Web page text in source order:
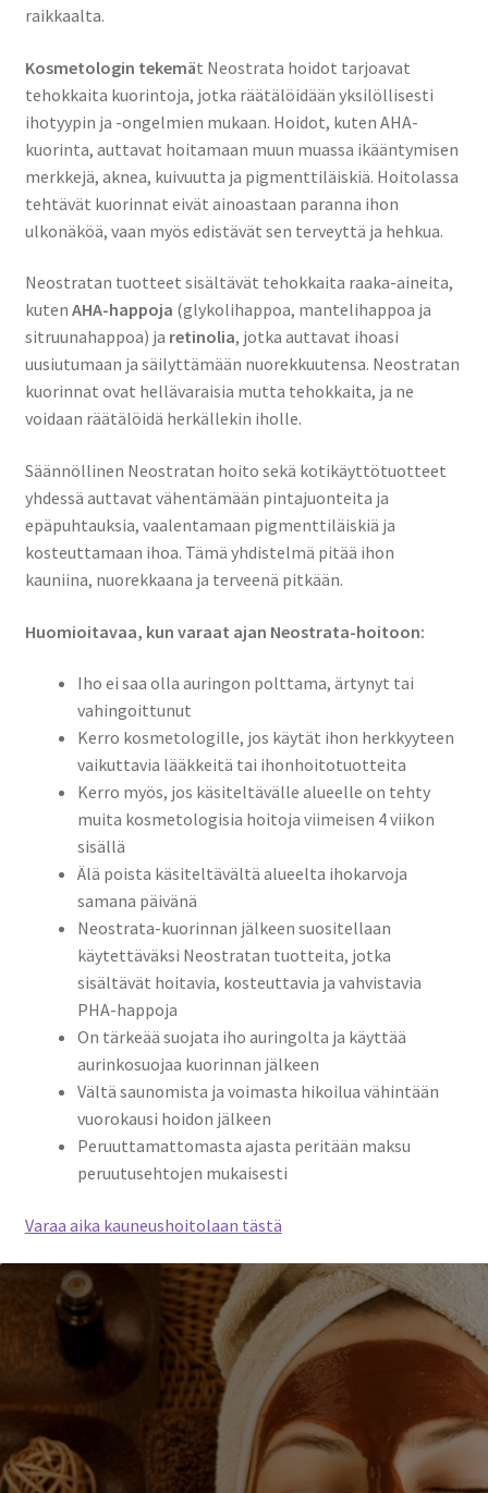
raikkaalta.
Kosmetologin tekemät Neostrata hoidot tarjoavat
tehokkaita kuorintoja, jotka räätälöidään yksilöllisesti
ihotyypin ja -ongelmien mukaan. Hoidot, kuten AHA-
kuorinta, auttavat hoitamaan muun muassa ikääntymisen
merkkejä, aknea, kuivuutta ja pigmenttiläiskiä. Hoitolassa
tehtävät kuorinnat eivät ainoastaan paranna ihon
ulkonäköä, vaan myös edistävät sen terveyttä ja hehkua.
Neostratan tuotteet sisältävät tehokkaita raaka-aineita,
kuten AHA-happoja (glykolihappoa, mantelihappoa ja
sitruunahappoa) ja retinolia, jotka auttavat ihoasi
uusiutumaan ja säilyttämään nuorekkuutensa. Neostratan
kuorinnat ovat hellävaraisia mutta tehokkaita, ja ne
voidaan räätälöidä herkällekin iholle.
Säännöllinen Neostratan hoito sekä kotikäyttötuotteet
yhdessä auttavat vähentämään pintajuonteita ja
epäpuhtauksia, vaalentamaan pigmenttiläiskiä ja
kosteuttamaan ihoa. Tämä yhdistelmä pitää ihon
kauniina, nuorekkaana ja terveenä pitkään.
Huomioitavaa, kun varaat ajan Neostrata-hoitoon:
Iho ei saa olla auringon polttama, ärtynyt tai
vahingoittunut
Kerro kosmetologille, jos käytät ihon herkkyyteen
vaikuttavia lääkkeitä tai ihonhoitotuotteita
Kerro myös, jos käsiteltävälle alueelle on tehty
muita kosmetologisia hoitoja viimeisen 4 viikon
sisällä
Älä poista käsiteltävältä alueelta ihokarvoja
samana päivänä
Neostrata-kuorinnan jälkeen suositellaan
käytettäväksi Neostratan tuotteita, jotka
sisältävät hoitavia, kosteuttavia ja vahvistavia
PHA-happoja
On tärkeää suojata iho auringolta ja käyttää
aurinkosuojaa kuorinnan jälkeen
Vältä saunomista ja voimasta hikoilua vähintään
vuorokausi hoidon jälkeen
Peruuttamattomasta ajasta peritään maksu
peruutusehtojen mukaisesti
Varaa aika kauneushoitolaan tästä